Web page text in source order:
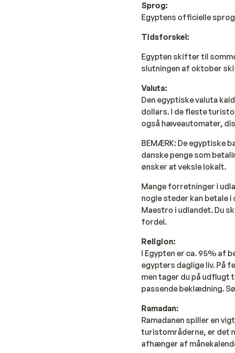
de lokale retter, i de mange restauranter og cafeer.
Sprog:
Egyptens officielle
Tidsforskel:
Egypten skifter til
slutningen af oktober
Valuta:
Den egyptiske valuta
dollars. I de fleste
også hæveautomater,
BEMÆRK: De egyptiske
danske penge som
ønsker at veksle lokalt.
Mange forretninger i
nogle steder kan betale
Maestro i udlandet. Du
fordel.
Religion:
I Egypten er ca. 95% af
egypters daglige liv. På
men tager du på udflugt
passende beklædning.
Ramadan:
Ramadanen spiller en
turistområderne, er det
afhænger af